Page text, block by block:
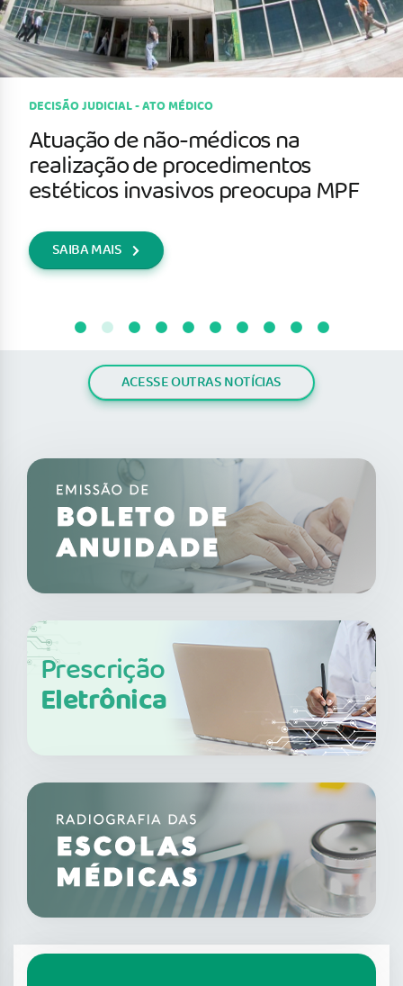
DECISÃO JUDICIAL - ATO MÉDICO
Atuação de não-médicos na
realização de procedimentos
estéticos invasivos preocupa MPF
SAIBA MAIS
ACESSE OUTRAS NOTÍCIAS
Prescrição
Eletrônica